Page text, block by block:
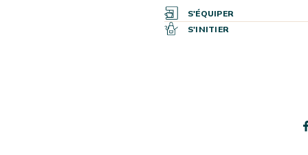
S'ÉQUIPER
S'INITIER